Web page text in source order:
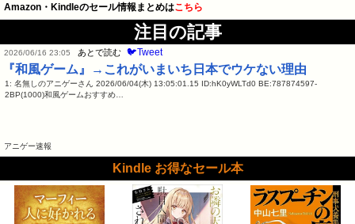
Amazon・Kindleのセール情報まとめはこちら
注目の記事
2026/06/16 23:05 あとで読む 🐦Tweet
『和風ゲーム』→これがいまいち日本でウケない理由
1: 名無しのアニゲーさん 2026/06/04(木) 13:05:01.15 ID:hK0yWLTd0 BE:787874597-
2BP(1000)和風ゲームおすすめ…
アニゲー速報
Kindle お得なセール本